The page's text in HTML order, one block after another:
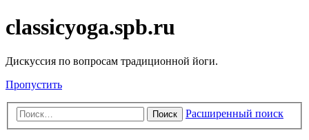
classicyoga.spb.ru
Дискуссия по вопросам традиционной йоги.
Пропустить
Поиск Расширенный поиск